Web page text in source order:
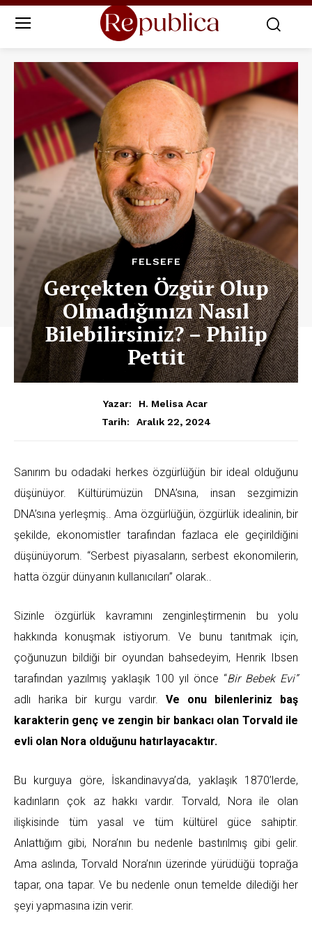
FELSEFE
Gerçekten Özgür Olup
Olmadığınızı Nasıl
Bilebilirsiniz? – Philip
Pettit
Yazar:
H. Melisa Acar
Tarih:
Aralık 22, 2024
Sanırım bu odadaki herkes özgürlüğün bir ideal olduğunu
düşünüyor. Kültürümüzün DNA’sına, insan sezgimizin
DNA’sına yerleşmiş.. Ama özgürlüğün, özgürlük idealinin, bir
şekilde, ekonomistler tarafından fazlaca ele geçirildiğini
düşünüyorum. “Serbest piyasaların, serbest ekonomilerin,
hatta özgür dünyanın kullanıcıları” olarak..
Sizinle özgürlük kavramını zenginleştirmenin bu yolu
hakkında konuşmak istiyorum. Ve bunu tanıtmak için,
çoğunuzun bildiği bir oyundan bahsedeyim, Henrik Ibsen
tarafından yazılmış yaklaşık 100 yıl önce “Bir Bebek Evi”
adlı harika bir kurgu vardır. Ve onu bilenleriniz baş
karakterin genç ve zengin bir bankacı olan Torvald ile
evli olan Nora olduğunu hatırlayacaktır.
Bu kurguya göre, İskandinavya’da, yaklaşık 1870’lerde,
kadınların çok az hakkı vardır. Torvald, Nora ile olan
ilişkisinde tüm yasal ve tüm kültürel güce sahiptir.
Anlattığım gibi, Nora’nın bu nedenle bastırılmış gibi gelir.
Ama aslında, Torvald Nora’nın üzerinde yürüdüğü toprağa
tapar, ona tapar. Ve bu nedenle onun temelde dilediği her
şeyi yapmasına izin verir.